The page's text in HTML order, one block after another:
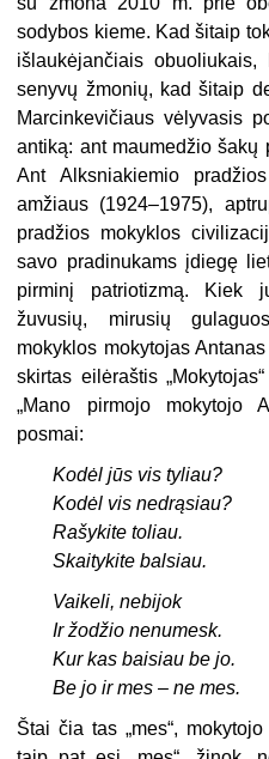
sodybos kieme. Kad šitaip
išlaukėjančiais
senyvų žmonių, kad šitaip
Marcinkevičiaus vėlyvasis
antiką: ant maumedžio šakų
Ant Alksniakiemio
amžiaus (1924–1975),
pradžios mokyklos
savo pradinukams įdiegę
pirminį patriotizmą. Kiek
žuvusių, mirusių
mokyklos mokytojas
skirtas eilėraštis
„Mano pirmojo mokytojo
posmai:
Kodėl jūs vis tyliau?
Kodėl vis nedrąsiau?
Rašykite toliau.
Skaitykite balsiau.
Vaikeli, nebijok
Ir žodžio nenumesk.
Kur kas baisiau be jo.
Be jo ir mes – ne mes.
Štai čia tas „mes“,